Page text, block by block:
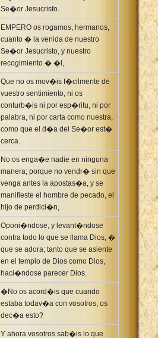
Se�or Jesucristo.
EMPERO os rogamos, hermanos,
cuanto � la venida de nuestro
Se�or Jesucristo, y nuestro
recogimiento � �l,
Que no os mov�is f�cilmente de
vuestro sentimiento, ni os
conturb�is ni por esp�ritu, ni por
palabra, ni por carta como nuestra,
como que el d�a del Se�or est�
cerca.
No os enga�e nadie en ninguna
manera; porque no vendr� sin que
venga antes la apostas�a, y se
manifieste el hombre de pecado, el
hijo de perdici�n,
Oponi�ndose, y levant�ndose
contra todo lo que se llama Dios, �
que se adora; tanto que se asiente
en el templo de Dios como Dios,
haci�ndose parecer Dios.
�No os acord�is que cuando
estaba todav�a con vosotros, os
dec�a esto?
Y ahora vosotros sab�is lo que